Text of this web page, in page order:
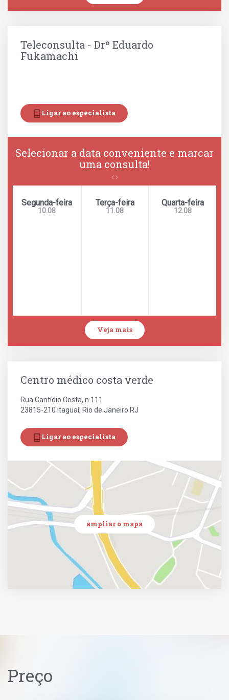
Teleconsulta - Drº Eduardo
Fukamachi
Ligar ao especialista
Selecionar a data conveniente e marcar
uma consulta!
Segunda-feira
10.08
Terça-feira
11.08
Quarta-feira
12.08
Veja mais
Centro médico costa verde
Rua Cantídio Costa, n 111
23815-210 Itaguaí, Rio de Janeiro RJ
Ligar ao especialista
ampliar o mapa
Preço